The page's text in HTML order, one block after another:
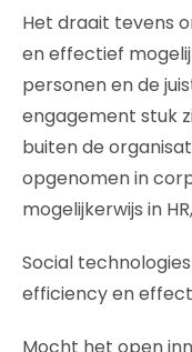
Het draait tevens
en effectief
personen en de
engagement stuk
buiten de
opgenomen in
mogelijkerwijs in
Social
efficiency en
Mocht het open